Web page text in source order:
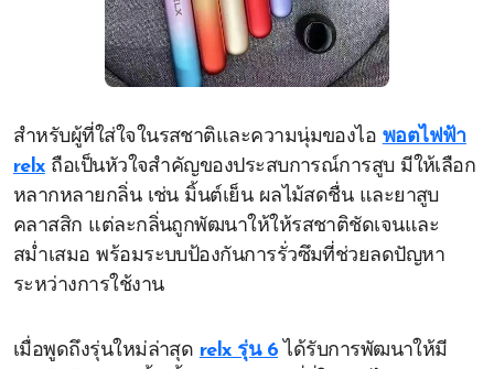
สำหรับผู้ที่ใส่ใจในรสชาติและความนุ่มของไอ พอตไฟฟ้า
relxถือเป็นหัวใจสำคัญของประสบการณ์การสูบ มีให้เลือก
หลากหลายกลิ่น เช่น มิ้นต์เย็น ผลไม้สดชื่น และยาสูบ
คลาสสิก แต่ละกลิ่นถูกพัฒนาให้ให้รสชาติชัดเจนและ
สม่ำเสมอ พร้อมระบบป้องกันการรั่วซึมที่ช่วยลดปัญหา
ระหว่างการใช้งาน
เมื่อพูดถึงรุ่นใหม่ล่าสุด relx รุ่น 6ได้รับการพัฒนาให้มี